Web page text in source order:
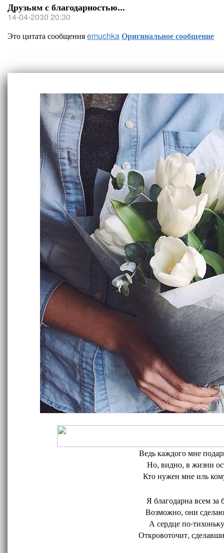
Друзьям с благодарностью...
14-04-2030 20:30
Это цитата сообщенияemuchkaОригинальное сообщение
Ведь каждого мне
Но, видно, в жизни
Кто нужен мне иль
Я благодарна всем за
Возможно, они
А сердце по-
Откровоточит,